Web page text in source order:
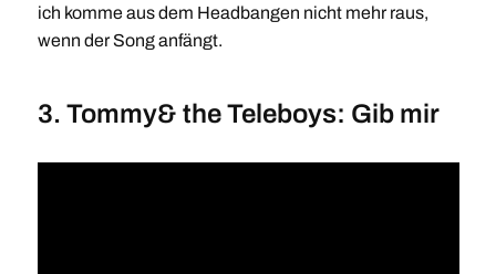
ich komme aus dem Headbangen nicht mehr raus,
wenn der Song anfängt.
3. Tommy& the Teleboys: Gib mir